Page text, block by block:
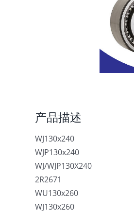
产品描述
WJ130x240
WJP130x240
WJ/WJP130X240
2R2671
WU130x260
WJ130x260